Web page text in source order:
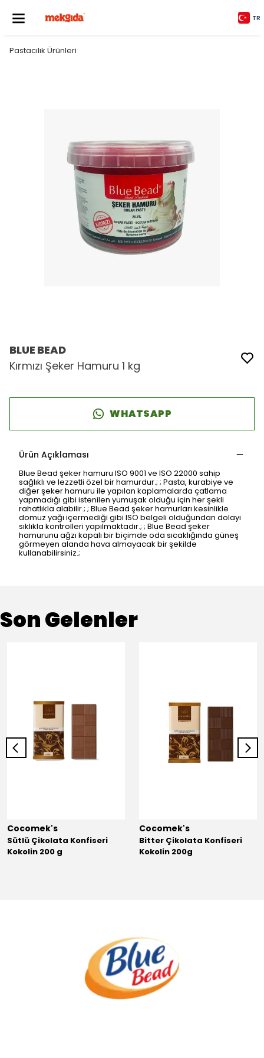
TR
Pastacılık Ürünleri
BLUE BEAD
Kırmızı Şeker Hamuru 1 kg
WHATSAPP
Ürün Açıklaması
Blue Bead şeker hamuru ISO 9001 ve ISO 22000 sahip
sağlıklı ve lezzetli özel bir hamurdur.; ; Pasta, kurabiye ve
diğer şeker hamuru ile yapılan kaplamalarda çatlama
yapmadığı gibi istenilen yumuşak olduğu için her şekli
rahatlıkla alabilir.; ; Blue Bead şeker hamurları kesinlikle
domuz yağı içermediği gibi ISO belgeli olduğundan dolayı
sıklıkla kontrolleri yapılmaktadır.; ; Blue Bead şeker
hamurunu ağzı kapalı bir biçimde oda sıcaklığında güneş
görmeyen alanda hava almayacak bir şekilde
kullanabilirsiniz.;
Son Gelenler
Cocomek's
Sütlü Çikolata Konfiseri
Kokolin 200 g
Cocomek's
Bitter Çikolata Konfiseri
Kokolin 200g